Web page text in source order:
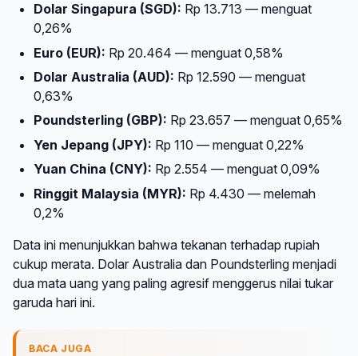
Dolar Singapura (SGD): Rp 13.713 — menguat
0,26%
Euro (EUR): Rp 20.464 — menguat 0,58%
Dolar Australia (AUD): Rp 12.590 — menguat
0,63%
Poundsterling (GBP): Rp 23.657 — menguat 0,65%
Yen Jepang (JPY): Rp 110 — menguat 0,22%
Yuan China (CNY): Rp 2.554 — menguat 0,09%
Ringgit Malaysia (MYR): Rp 4.430 — melemah
0,2%
Data ini menunjukkan bahwa tekanan terhadap rupiah
cukup merata. Dolar Australia dan Poundsterling menjadi
dua mata uang yang paling agresif menggerus nilai tukar
garuda hari ini.
BACA JUGA